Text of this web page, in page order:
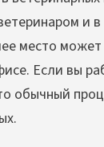
и
место
Если вы
обычный